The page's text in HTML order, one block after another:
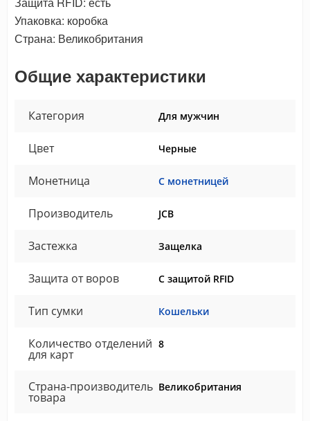
Упаковка: коробка
Страна: Великобритания
Общие характеристики
Категория Для мужчин
Цвет Черные
Монетница С монетницей
Производитель JCB
Застежка Защелка
Защита от воров С защитой RFID
Тип сумки Кошельки
Количество отделений
для карт
8
Страна-производитель
товара
Великобритания